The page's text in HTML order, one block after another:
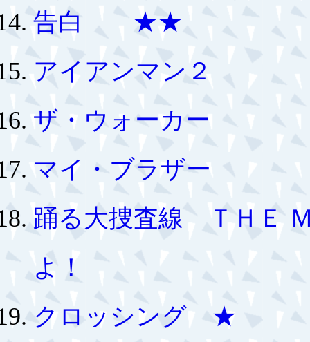
告白 ★★
アイアンマン２
ザ・ウォーカー
マイ・ブラザー
踊る大捜査線 ＴＨＥ
よ！
クロッシング ★